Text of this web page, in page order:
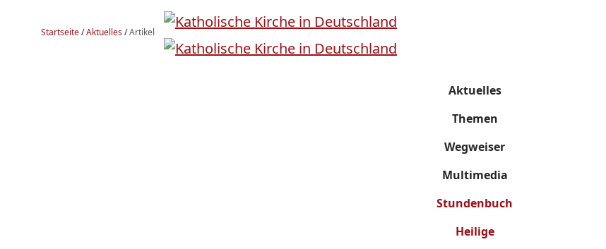
Startseite/Aktuelles/Artikel
Aktuelles
Themen
Wegweiser
Multimedia
Stundenbuch
Heilige